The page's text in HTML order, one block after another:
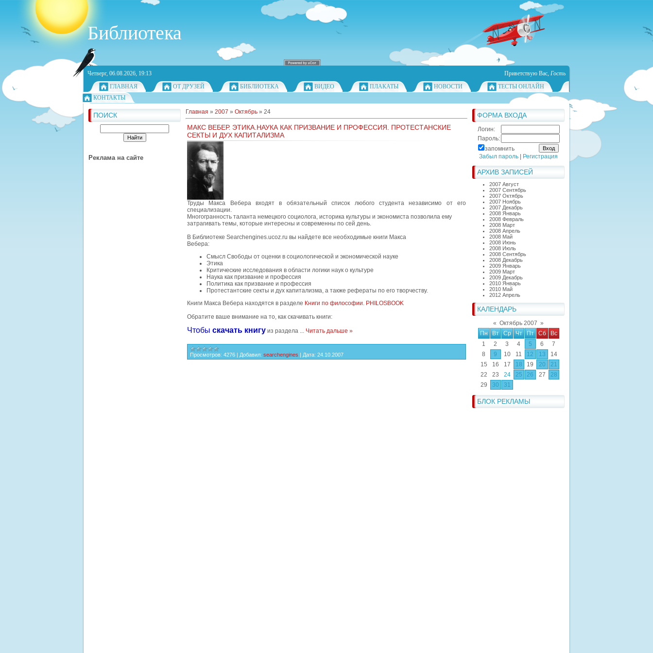
Библиотека
Четверг, 06.08.2026, 19:13 Приветствую Вас, Гость
ГЛАВНАЯ
ОТ ДРУЗЕЙ БИБЛИОТЕКА ВИДЕО ПЛАКАТЫ НОВОСТИ
ТЕСТЫ ОНЛАЙН
КОНТАКТЫ
ПОИСК
Реклама на сайте
ФОРМА ВХОДА
Логин:
Пароль:
запомнить
Забыл пароль
Регистрация
АРХИВ ЗАПИСЕЙ
2007 Август
2007 Сентябрь
2007 Октябрь
2007 Ноябрь
2007 Декабрь
2008 Январь
2008 Февраль
2008 Март
2008 Апрель
2008 Май
2008 Июнь
2008 Июль
2008 Сентябрь
2008 Декабрь
2009 Январь
2009 Март
2009 Декабрь
2010 Январь
2010 Май
2012 Апрель
КАЛЕНДАРЬ
« Октябрь 2007 »
Пн
Вт Ср Чт Пт Сб
Вс
1
2 3 4 5 6
7
8
9 10 11 12 13
14
15
16 17 18 19 20
21
22
23 24 25 26 27
28
29
30 31
БЛОК РЕКЛАМЫ
Главная » 2007 » Октябрь » 24
МАКС ВЕБЕР. ЭТИКА.НАУКА КАК ПРИЗВАНИЕ И ПРОФЕССИЯ. ПРОТЕСТАНСКИЕ
СЕКТЫ И ДУХ КАПИТАЛИЗМА
Труды Макса Вебера входят в обязательный список любого студента независимо от его
специализации.
Многогранность таланта немецкого социолога, историка культуры и экономиста позволила ему
затрагивать темы, которые интересны и современны по сей день.
В Библиотеке Searchengines.ucoz.ru вы найдете все необходимые книги Макса
Вебера:
Смысл Свободы от оценки в социологической и экономической науке
Этика
Критические исследования в области логики наук о культуре
Наука как призвание и профессия
Политика как призвание и профессия
Протестантские секты и дух капитализма, а также рефераты по его творчеству.
Книги Макса Вебера находятся в разделе Книги по философии. PHILOSBOOK
Обратите ваше внимание на то, как скачивать книги:
Чтобы скачать книгу из раздела ... Читать дальше »
Просмотров: 4276 | Добавил: searchengines | Дата: 24.10.2007